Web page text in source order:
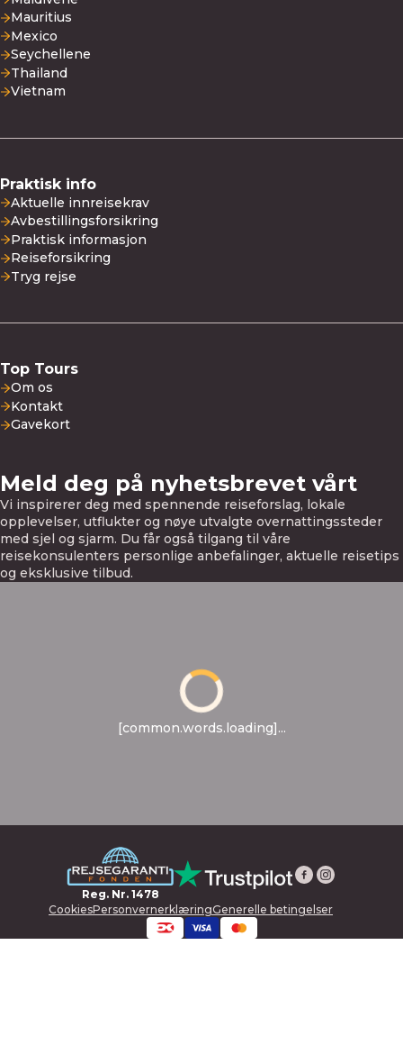
Mauritius
Mexico
Seychellene
Thailand
Vietnam
Praktisk info
Aktuelle innreisekrav
Avbestillingsforsikring
Praktisk informasjon
Reiseforsikring
Tryg rejse
Top Tours
Om os
Kontakt
Gavekort
Meld deg på nyhetsbrevet vårt
Vi inspirerer deg med spennende reiseforslag, lokale
opplevelser, utflukter og nøye utvalgte overnattingssteder
med sjel og sjarm. Du får også tilgang til våre
reisekonsulenters personlige anbefalinger, aktuelle reisetips
og eksklusive tilbud.
[common.words.loading]...
Reg. Nr. 1478
CookiesPersonvernerklæringGenerelle betingelser